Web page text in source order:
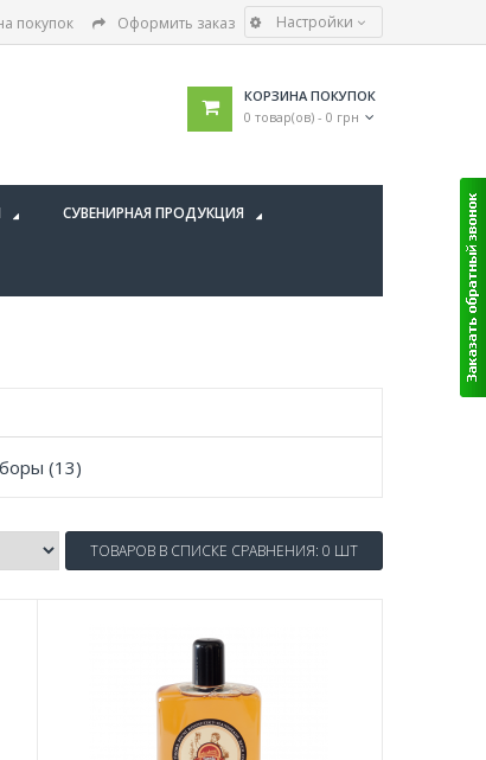
покупок Оформить заказ Настройки
КОРЗИНА ПОКУПОК
0 товар(ов) - 0 грн
СУВЕНИРНАЯ ПРОДУКЦИЯ
(13)
ТОВАРОВ В СПИСКЕ СРАВНЕНИЯ: 0 ШТ